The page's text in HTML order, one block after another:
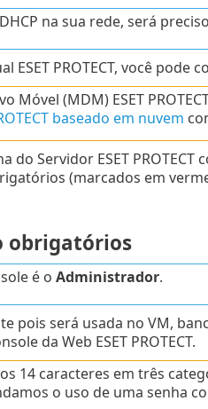
na sua rede, será preciso
PROTECT, você pode
Móvel (MDM) ESET
baseado em nuvem
Servidor ESET PROTECT
(marcados em
obrigatórios
é o Administrador.
pois será usada no VM,
da Web ESET PROTECT.
14 caracteres em três
o uso de uma senha